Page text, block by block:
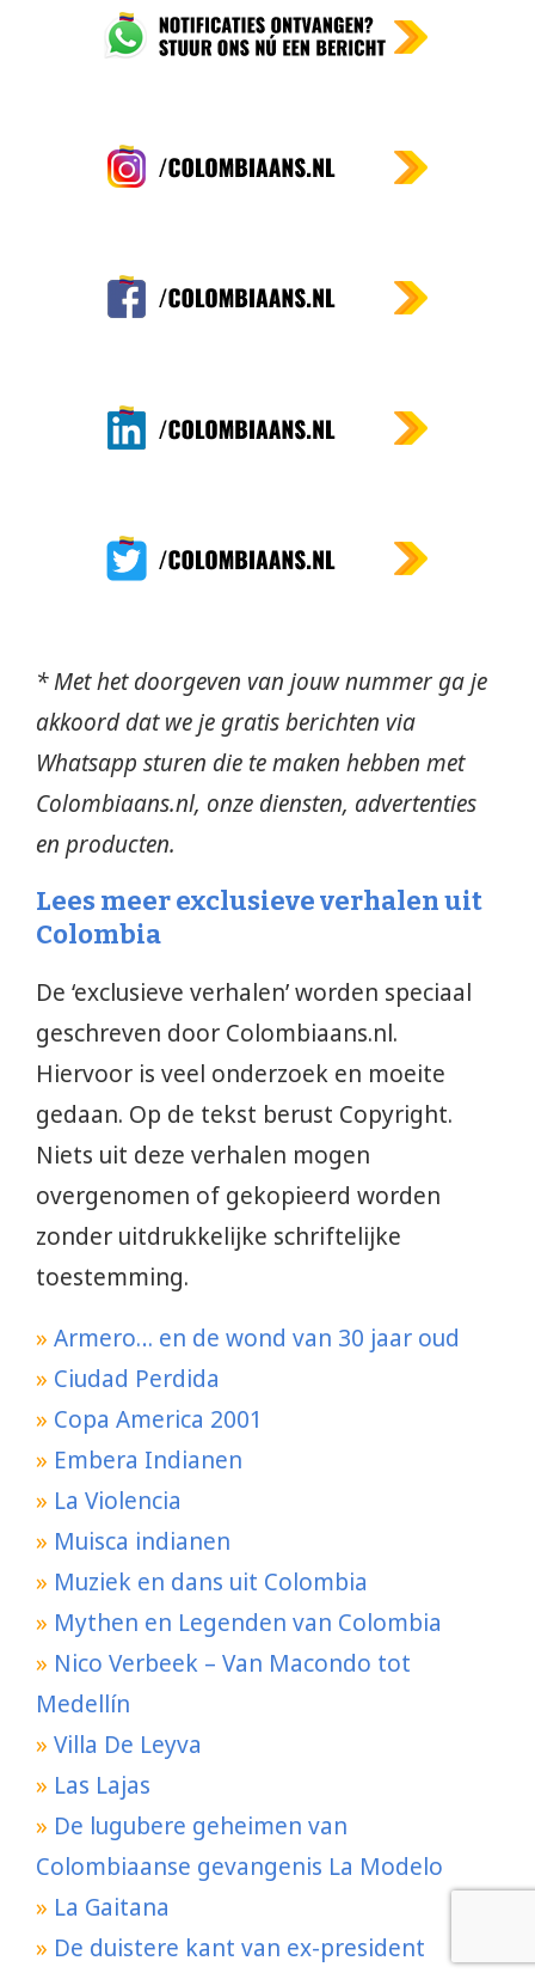
* Met het doorgeven van jouw nummer ga je
akkoord dat we je gratis berichten via
Whatsapp sturen die te maken hebben met
Colombiaans.nl, onze diensten, advertenties
en producten.
Lees meer exclusieve verhalen uit
Colombia
De ‘exclusieve verhalen’ worden speciaal
geschreven door Colombiaans.nl.
Hiervoor is veel onderzoek en moeite
gedaan. Op de tekst berust Copyright.
Niets uit deze verhalen mogen
overgenomen of gekopieerd worden
zonder uitdrukkelijke schriftelijke
toestemming.
» Armero… en de wond van 30 jaar oud
» Ciudad Perdida
» Copa America 2001
» Embera Indianen
» La Violencia
» Muisca indianen
» Muziek en dans uit Colombia
» Mythen en Legenden van Colombia
» Nico Verbeek – Van Macondo tot
Medellín
» Villa De Leyva
» Las Lajas
» De lugubere geheimen van
Colombiaanse gevangenis La Modelo
» La Gaitana
» De duistere kant van ex-president